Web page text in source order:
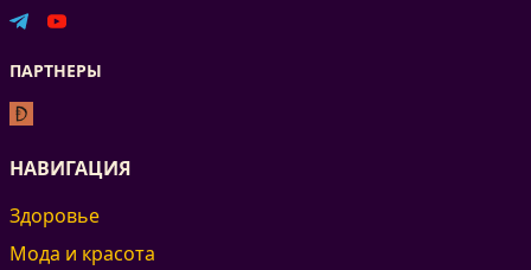
ПАРТНЕРЫ
НАВИГАЦИЯ
Здоровье
Мода и красота